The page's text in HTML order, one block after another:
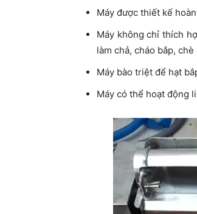
Máy được thiết kế
Máy không chỉ thích
làm chả, cháo bắp,
Máy bào triệt để hạt
Máy có thể hoạt động